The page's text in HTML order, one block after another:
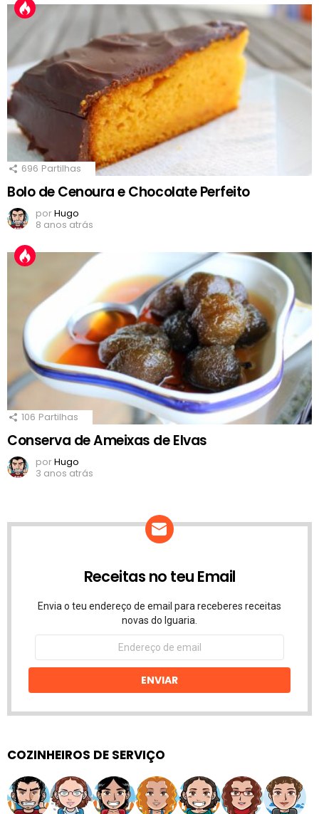
696 Partilhas
Bolo de Cenoura e Chocolate Perfeito
porHugo
8 anos atrás
106 Partilhas
Conserva de Ameixas de Elvas
porHugo
3 anos atrás
Receitas no teu Email
Envia o teu endereço de email para receberes receitas
novas do Iguaria.
Endereço
email
ENVIAR
COZINHEIROS DE SERVIÇO